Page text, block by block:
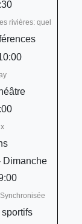
rivières: quel
Dimanche